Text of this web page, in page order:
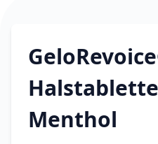
Dexeryl
Pflegecreme
die ganze
5,91 € 6,35 €
BEAUTY & PFLEGE
Linola Forte
Shampoo für
Menthol